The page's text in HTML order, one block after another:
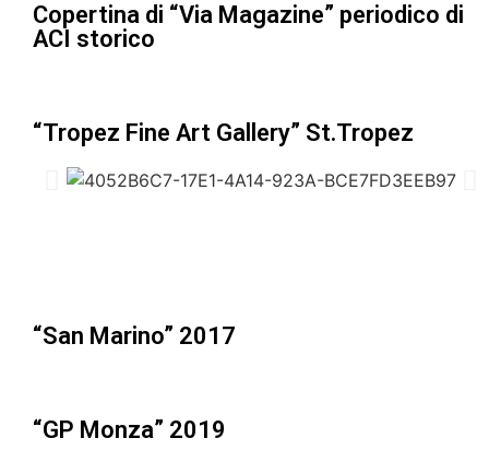
Copertina di “Via Magazine” periodico di
ACI storico
“Tropez Fine Art Gallery” St.Tropez
“San Marino” 2017
“GP Monza” 2019